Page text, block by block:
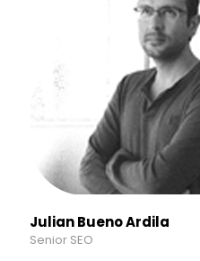
Julian Bueno Ardila
Senior SEO